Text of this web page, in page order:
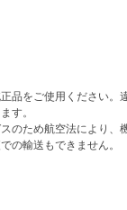
品をご使用ください。
す。
のため航空法により、
の輸送もできません。